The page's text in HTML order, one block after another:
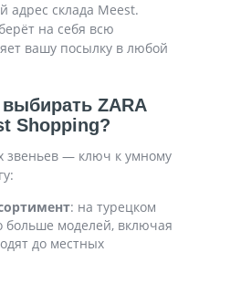
адрес склада Meest.
на себя всю
вашу посылку в любой
ZARA
Shopping?
звеньев — ключ к умному
: на турецком
больше моделей, включая
до местных